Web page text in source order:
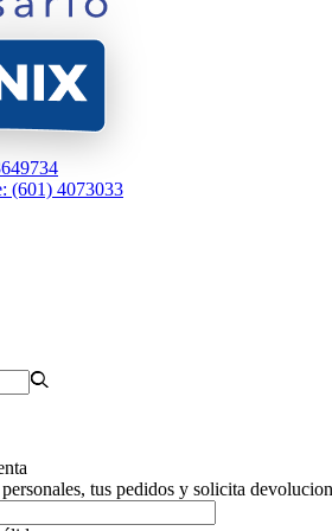
(601) 4073033
tus pedidos y solicita